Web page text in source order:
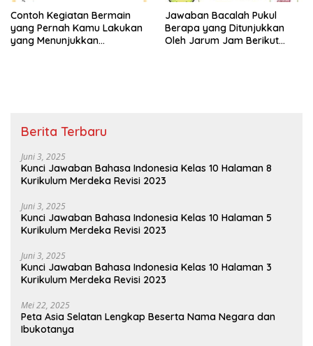
Contoh Kegiatan Bermain
yang Pernah Kamu Lakukan
yang Menunjukkan
Jawaban Bacalah Pukul
Berapa yang Ditunjukkan
Oleh Jarum Jam Berikut
Berita Terbaru
Juni 3, 2025
Kunci Jawaban Bahasa Indonesia Kelas 10 Halaman 8
Kurikulum Merdeka Revisi 2023
Juni 3, 2025
Kunci Jawaban Bahasa Indonesia Kelas 10 Halaman 5
Kurikulum Merdeka Revisi 2023
Juni 3, 2025
Kunci Jawaban Bahasa Indonesia Kelas 10 Halaman 3
Kurikulum Merdeka Revisi 2023
Mei 22, 2025
Peta Asia Selatan Lengkap Beserta Nama Negara dan
Ibukotanya